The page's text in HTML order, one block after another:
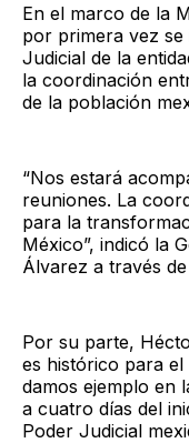
En el marco de la
por primera vez
Judicial de la
la coordinación
de la población
“Nos estará
reuniones. La
para la
México”, indicó la
Álvarez a través
Por su parte,
es histórico para
damos ejemplo en
a cuatro días del
Poder Judicial